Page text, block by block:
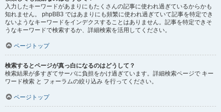
入力したキーワードがあまりにもたくさんの記事に使われ過ぎているからかも
知れません。 phpBB3 ではあまりにも頻繁に使われ過ぎていて記事を特定でき
ないようなキーワードをインデクスすることはありません。記事を特定できそ
うなキーワードで検索するか、詳細検索を活用してください。
ページトップ
検索するとページが真っ白になるのはどうして？
検索結果が多すぎてサーバに負担をかけ過ぎています。詳細検索ページで キー
ワード検索 と フォーラムの絞り込み を行ってください。
ページトップ